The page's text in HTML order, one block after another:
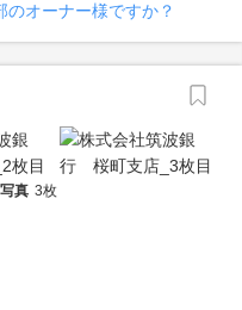
オーナー様ですか？
写真 3枚